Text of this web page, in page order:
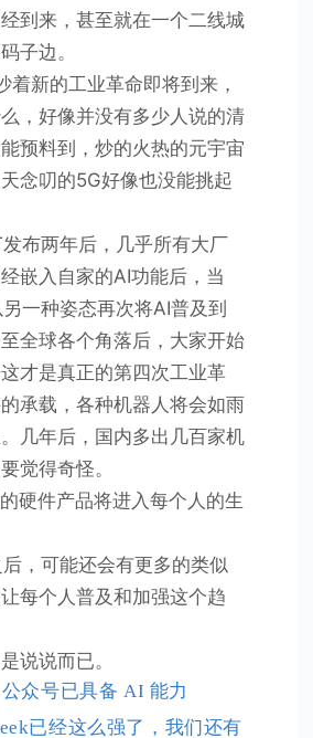
到来，甚至就在一个二线城
子边。
着新的工业革命即将到来，
，好像并没有多少人说的清
预料到，炒的火热的元宇宙
念叨的5G好像也没能挑起
布两年后，几乎所有大厂
嵌入自家的AI功能后，当
一种姿态再次将AI普及到
全球各个角落后，大家开始
才是真正的第四次工业革
承载，各种机器人将会如雨
几年后，国内多出几百家机
觉得奇怪。
硬件产品将进入每个人的生
，可能还会有更多的类似
每个人普及和加强这个趋
说说而已。
公众号已具备 AI 能力
已经这么强了，我们还有